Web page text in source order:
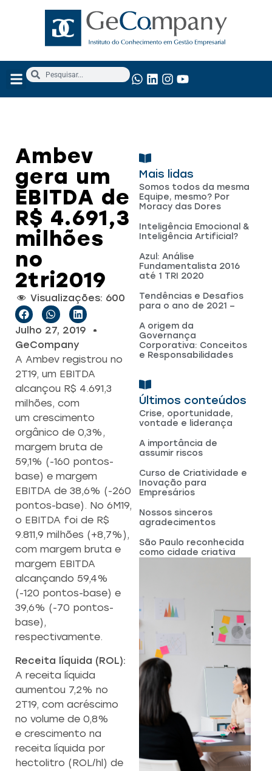
Ambev
gera um
EBITDA de
R$ 4.691,3
milhões
no
2tri2019
Visualizações: 600
Julho 27, 2019
GeCompany
A Ambev registrou no
2T19, um EBITDA
alcançou R$ 4.691,3
milhões, com
um crescimento
orgânico de 0,3%,
margem bruta de
59,1% (-160 pontos-
base) e margem
EBITDA de 38,6% (-260
pontos-base). No 6M19,
o EBITDA foi de R$
9.811,9 milhões (+8,7%),
com margem bruta e
margem EBITDA
alcançando 59,4%
(-120 pontos-base) e
39,6% (-70 pontos-
base),
respectivamente.
Receita líquida (ROL):
A receita líquida
aumentou 7,2% no
2T19, com acréscimo
no volume de 0,8%
e crescimento na
receita líquida por
hectolitro (ROL/hl) de
Mais lidas
Últimos conteúdos
Crise, oportunidade,
vontade e liderança
A importância de
assumir riscos
Curso de Criatividade e
Inovação para
Empresários
Nossos sinceros
agradecimentos
São Paulo reconhecida
como cidade criativa
Somos todos da mesma
Equipe, mesmo? Por
Moracy das Dores
Inteligência Emocional &
Inteligência Artificial?
Azul: Análise
Fundamentalista 2016
até 1 TRI 2020
Tendências e Desafios
para o ano de 2021 –
A origem da
Governança
Corporativa: Conceitos
e Responsabilidades